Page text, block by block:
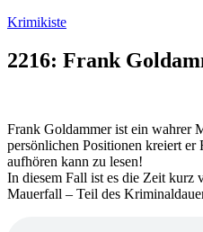
Zum
springen
Krimikiste
2216: Frank
Frank Goldammer ist ein wahrer
persönlichen Positionen kreiert
aufhören kann zu lesen!
In diesem Fall ist es die Zeit kurz
Mauerfall – Teil des